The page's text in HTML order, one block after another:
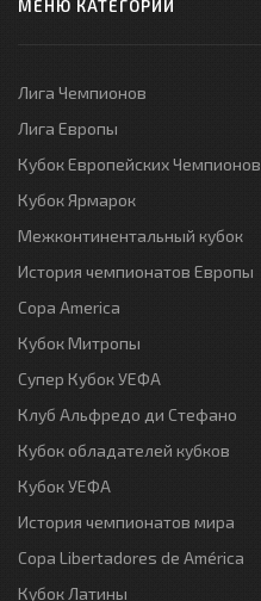
МЕНЮ КАТЕГОРИЙ
Лига Чемпионов
Лига Европы
Кубок Европейских Чемпионов
Кубок Ярмарок
Межконтинентальный кубок
История чемпионатов Европы
Copa America
Кубок Митропы
Супер Кубок УЕФА
Клуб Альфредо ди Стефано
Кубок обладателей кубков
Кубок УЕФА
История чемпионатов мира
Copa Libertadores de América
Кубок Латины